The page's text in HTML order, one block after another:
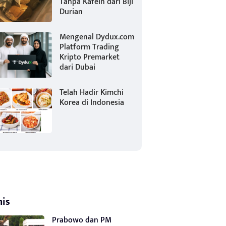
Durian
Mengenal Dydux.com
Platform Trading
Kripto Premarket
dari Dubai
Telah Hadir Kimchi
Korea di Indonesia
Prabowo dan PM